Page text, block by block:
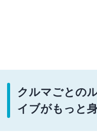
クルマごとの
イブがもっと